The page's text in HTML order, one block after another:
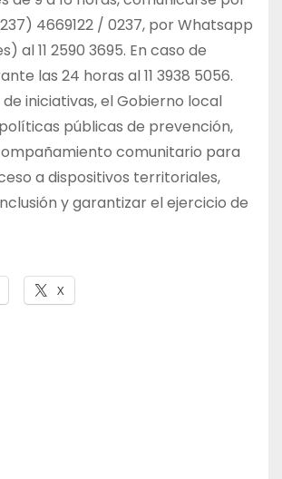
4669122 / 0237, por Whatsapp
al 11 2590 3695. En caso de
las 24 horas al 11 3938 5056.
iniciativas, el Gobierno local
públicas de prevención,
comunitario para
a dispositivos territoriales,
y garantizar el ejercicio de
X